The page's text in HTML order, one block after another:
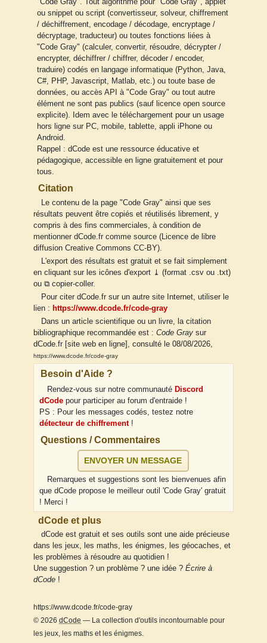
"Code Gray". Tout algorithme pour "Code Gray", applet
ou snippet ou script (convertisseur, solveur, chiffrement
/ déchiffrement, encodage / décodage, encryptage /
décryptage, traducteur) ou toutes fonctions liées à
"Code Gray" (calculer, convertir, résoudre, décrypter /
encrypter, déchiffrer / chiffrer, décoder / encoder,
traduire) codés en langage informatique (Python, Java,
C#, PHP, Javascript, Matlab, etc.) ou toute base de
données, ou accès API à "Code Gray" ou tout autre
élément ne sont pas publics (sauf licence open source
explicite). Idem avec le téléchargement pour un usage
hors ligne sur PC, mobile, tablette, appli iPhone ou
Android.
Rappel : dCode est une ressource éducative et
pédagogique, accessible en ligne gratuitement et pour
tous.
Citation
Le contenu de la page "Code Gray" ainsi que ses
résultats peuvent être copiés et réutilisés librement, y
compris à des fins commerciales, à condition de
mentionner dCode.fr comme source (Licence de libre
diffusion Creative Commons CC-BY).
L'export des résultats est gratuit et se fait simplement
en cliquant sur les icônes d'export ⤓ (format .csv ou .txt)
ou ⧉ copier-coller.
Pour citer dCode.fr sur un autre site Internet, utiliser le
lien : https://www.dcode.fr/code-gray
Dans un article scientifique ou un livre, la citation
bibliographique recommandée est : Code Gray sur
dCode.fr [site web en ligne], consulté le 08/08/2026,
https://www.dcode.fr/code-gray
Besoin d'Aide ?
Rendez-vous sur notre communauté Discord
dCode pour participer au forum d'entraide !
PS : Pour les messages codés, testez notre
détecteur de chiffrement!
Questions / Commentaires
ENVOYER UN MESSAGE
Remarques et suggestions sont les bienvenues afin
que dCode propose le meilleur outil 'Code Gray' gratuit
! Merci !
dCode et plus
dCode est gratuit et ses outils sont une aide précieuse
dans les jeux, les maths, les énigmes, les géocaches, et
les problèmes à résoudre au quotidien !
Une suggestion ? un problème ? une idée ? Écrire à
dCode !
https://www.dcode.fr/code-gray
© 2026 dCode — La collection d'outils incontournable pour
les jeux, les maths et les énigmes.